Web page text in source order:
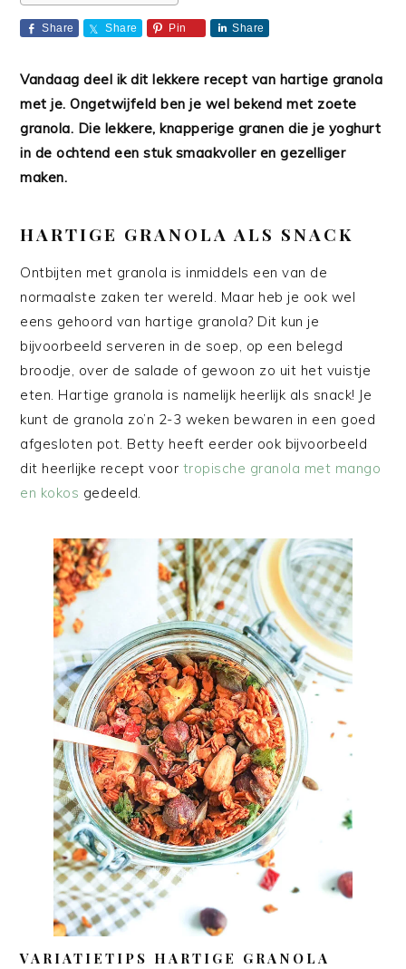
Share Share Pin Share
Vandaag deel ik dit lekkere recept van hartige granola
met je. Ongetwijfeld ben je wel bekend met zoete
granola. Die lekkere, knapperige granen die je yoghurt
in de ochtend een stuk smaakvoller en gezelliger
maken.
HARTIGE GRANOLA ALS SNACK
Ontbijten met granola is inmiddels een van de
normaalste zaken ter wereld. Maar heb je ook wel
eens gehoord van hartige granola? Dit kun je
bijvoorbeeld serveren in de soep, op een belegd
broodje, over de salade of gewoon zo uit het vuistje
eten. Hartige granola is namelijk heerlijk als snack! Je
kunt de granola zo’n 2-3 weken bewaren in een goed
afgesloten pot. Betty heeft eerder ook bijvoorbeeld
dit heerlijke recept voor tropische granola met mango
en kokos gedeeld.
VARIATIETIPS HARTIGE GRANOLA